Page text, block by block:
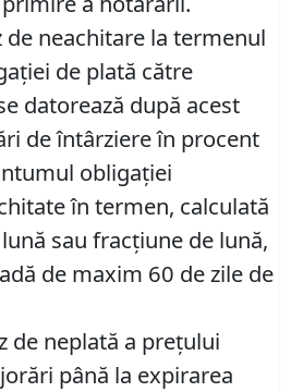
de neachitare la termenul
de plată către
datorează după acest
de întârziere în procent
obligației
în termen, calculată
sau fracțiune de lună,
de maxim 60 de zile de
de neplată a prețului
până la expirarea